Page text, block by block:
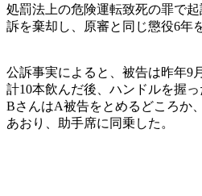
処罰法上の危険運転致死の罪で
訴を棄却し、原審と同じ懲役6年
公訴事実によると、被告は昨年9
計10本飲んだ後、ハンドルを握
BさんはA被告をとめるどころか
あおり、助手席に同乗した。